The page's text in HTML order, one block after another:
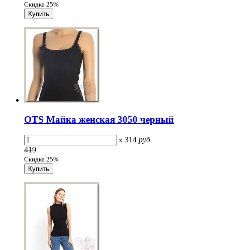
Скидка 25%
OTS Майка женская 3050 черный
x 314 руб
419
Скидка 25%